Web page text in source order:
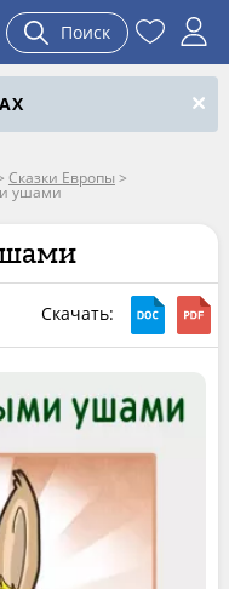
Поиск
Сказки Европы >
ушами
Скачать: